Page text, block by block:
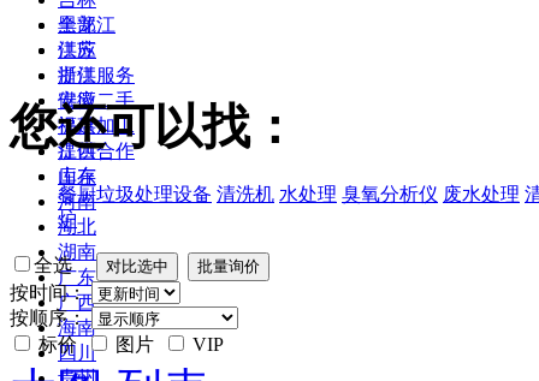
黑龙江
江苏
浙江
安徽
福建
江西
山东
河南
湖北
湖南
广东
广西
海南
四川
全部
供应
提供服务
供应二手
提供加工
提供合作
库存
您还可以找：
餐厨垃圾处理设备 清洗机 水处理 臭氧分析仪 废水处理
炉
全选
按时间：
按顺序：
标价
图片 VIP